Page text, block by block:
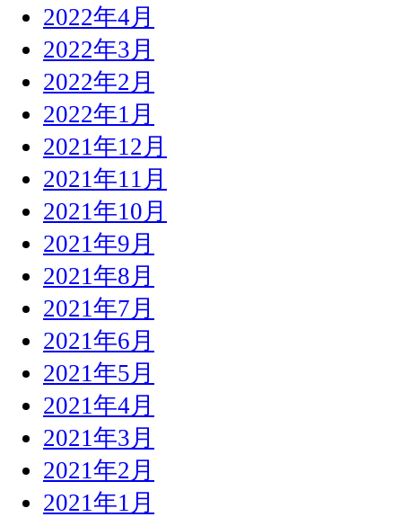
2022年4月
2022年3月
2022年2月
2022年1月
2021年12月
2021年11月
2021年10月
2021年9月
2021年8月
2021年7月
2021年6月
2021年5月
2021年4月
2021年3月
2021年2月
2021年1月